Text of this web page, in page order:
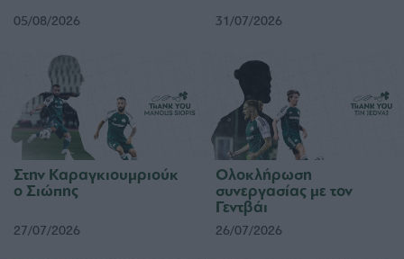
05/08/2026 31/07/2026
Στην Καραγκιουμριούκ
ο Σιώπης
27/07/2026
Ολοκλήρωση
συνεργασίας με τον
Γεντβάι
26/07/2026